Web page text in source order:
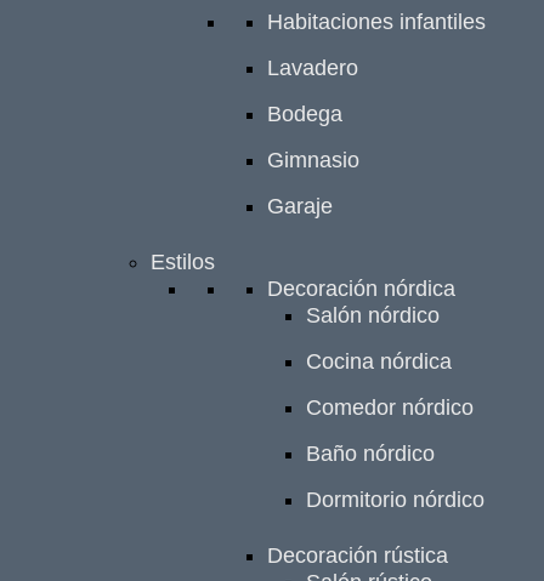
Habitaciones infantiles
Lavadero
Bodega
Gimnasio
Garaje
Estilos
Decoración nórdica
Salón nórdico
Cocina nórdica
Comedor nórdico
Baño nórdico
Dormitorio nórdico
Decoración rústica